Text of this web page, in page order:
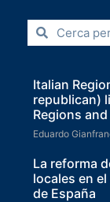
Italian
republican)
Regions
Eduardo
La reforma
locales en
de España